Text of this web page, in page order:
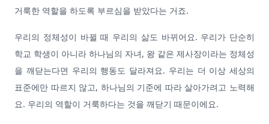
거룩한 역할을 하도록 부르심을 받았다는 거죠.
우리의 정체성이 바뀔 때 우리의 삶도 바뀌어요. 우리가 단순히
학교 학생이 아니라 하나님의 자녀, 왕 같은 제사장이라는 정체성
을 깨닫는다면 우리의 행동도 달라져요. 우리는 더 이상 세상의
표준에만 따르지 않고, 하나님의 기준에 따라 살아가려고 노력해
요. 우리의 역할이 거룩하다는 것을 깨닫기 때문이에요.